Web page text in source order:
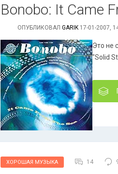
Bonobo: It Came
ОПУБЛИКОВАЛ GARIK 17-01-2007,
Это не
"Solid
ХОРОШАЯ МУЗЫКА 14